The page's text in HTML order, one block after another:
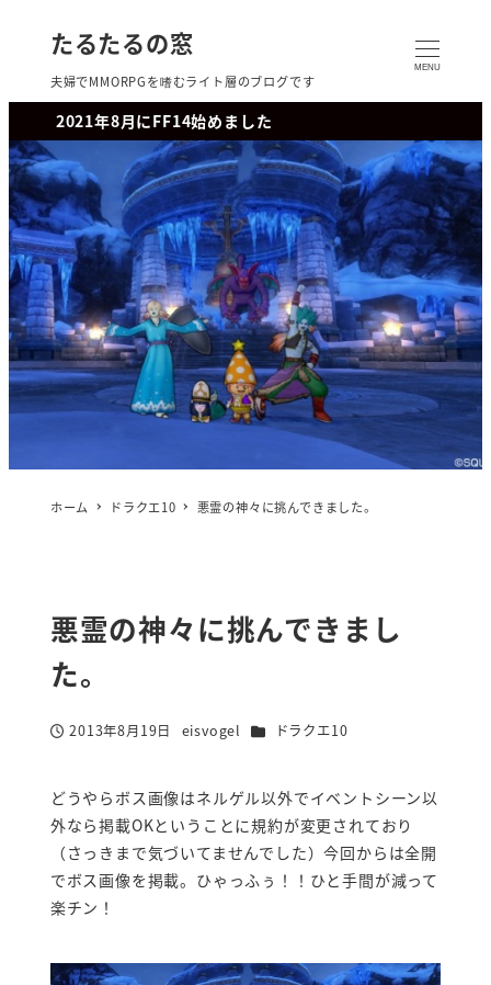
たるたるの窓
夫婦でMMORPGを嗜むライト層のブログです
MENU
2021年8月にFF14始めました
ホーム ドラクエ10 悪霊の神々に挑んできました。
悪霊の神々に挑んできまし
た。
投稿日
2013年8月19日
著
eisvogel カテゴリー
ドラクエ10
どうやらボス画像はネルゲル以外でイベントシーン以
外なら掲載OKということに規約が変更されており
（さっきまで気づいてませんでした）今回からは全開
でボス画像を掲載。ひゃっふぅ！！ひと手間が減って
楽チン！